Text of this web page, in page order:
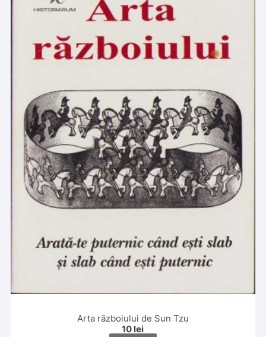
Arta războiului de Sun Tzu
10 lei